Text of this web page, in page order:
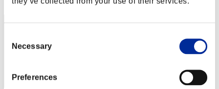
Selection
Necessary
Preferences
52